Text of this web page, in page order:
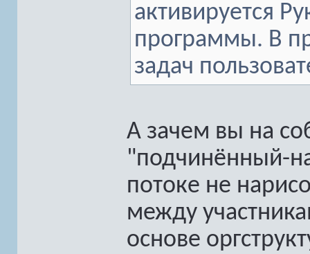
активируется
программы. В
задач
А зачем вы на
"подчинённый-
потоке не
между
основе